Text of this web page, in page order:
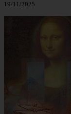
19/11/2025